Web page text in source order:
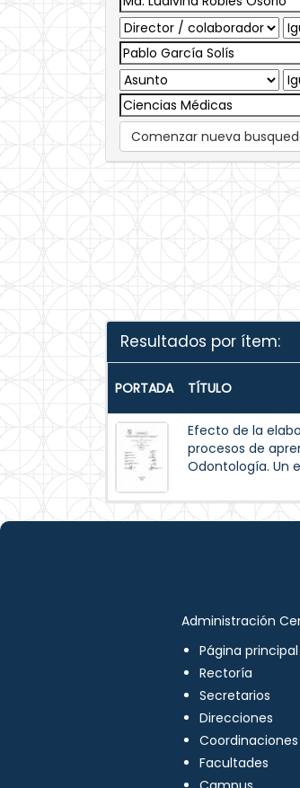
Comenzar nueva
Resultados por ítem:
PORTADA TÍTULO
Efecto de la
procesos de
Odontología. Un
Administración
Página principal
Rectoría
Secretarios
Direcciones
Coordinaciones
Facultades